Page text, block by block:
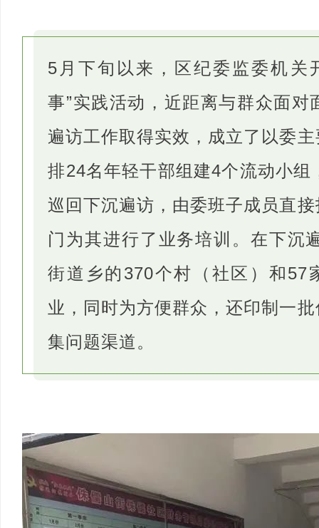
5月下旬以来，区纪委监委机关
事”实践活动，近距离与群众面
遍访工作取得实效，成立了以委
排24名年轻干部组建4个流动小
巡回下沉遍访，由委班子成员直
门为其进行了业务培训。在下沉
街道乡的370个村（社区）和57
业，同时为方便群众，还印制一
集问题渠道。